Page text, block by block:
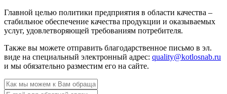
Главной целью политики предприятия в области качества –
стабильное обеспечение качества продукции и оказываемых
услуг, удовлетворяющей требованиям потребителя.
Также вы можете отправить благодарственное письмо в эл.
виде на специальный электронный адрес: quality@kotlosnab.ru
и мы обязательно разместим его на сайте.